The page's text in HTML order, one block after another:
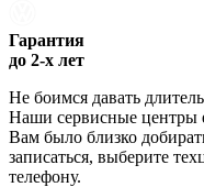
Гарантия
до 2-х лет
Не боимся давать
Наши сервисные центры
Вам было близко
записаться, выберите
телефону.